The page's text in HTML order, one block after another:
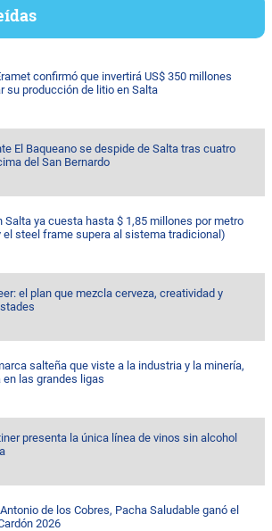
confirmó que invertirá US$ 350 millones
su producción de litio en Salta
El Baqueano se despide de Salta tras cuatro
del San Bernardo
Salta ya cuesta hasta $ 1,85 millones por metro
el steel frame supera al sistema tradicional)
el plan que mezcla cerveza, creatividad y
salteña que viste a la industria y la minería,
en las grandes ligas
presenta la única línea de vinos sin alcohol
de los Cobres, Pacha Saludable ganó el
2026